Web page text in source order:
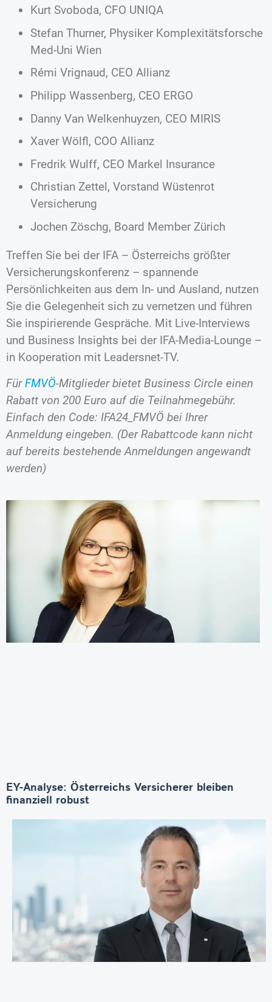
Kurt Svoboda, CFO UNIQA
Stefan Thurner, Physiker Komplexitätsforsche
Med-Uni Wien
Rémi Vrignaud, CEO Allianz
Philipp Wassenberg, CEO ERGO
Danny Van Welkenhuyzen, CEO MIRIS
Xaver Wölfl, COO Allianz
Fredrik Wulff, CEO Markel Insurance
Christian Zettel, Vorstand Wüstenrot
Versicherung
Jochen Zöschg, Board Member Zürich
Treffen Sie bei der IFA – Österreichs größter
Versicherungskonferenz – spannende
Persönlichkeiten aus dem In- und Ausland, nutzen
Sie die Gelegenheit sich zu vernetzen und führen
Sie inspirierende Gespräche. Mit Live-Interviews
und Business Insights bei der IFA-Media-Lounge –
in Kooperation mit Leadersnet-TV.
FürFMVÖ-Mitglieder bietet Business Circle einen
Rabatt von 200 Euro auf die Teilnahmegebühr.
Einfach den Code: IFA24_FMVÖ bei Ihrer
Anmeldung eingeben. (Der Rabattcode kann nicht
auf bereits bestehende Anmeldungen angewandt
werden)
EY-Analyse: Österreichs Versicherer bleiben
finanziell robust